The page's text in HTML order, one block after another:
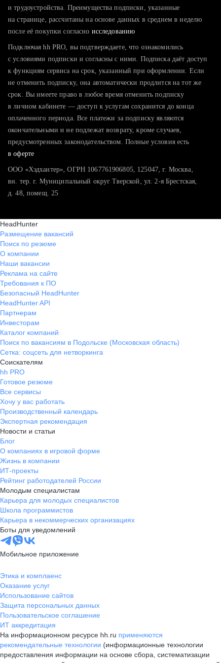
тратите много времени на поиск и вручную поднимаете
хотите сравнить себя с конкурентами и оценить шансы
и трудоустройства. Преимущества подписки, указанные
на странице, рассчитаны на основе данных в среднем в неделю
после её покупки согласно исследованию
Подключая hh PRO, вы подтверждаете, что ознакомились
с условиями подписки и согласны с ними. Подписка даёт доступ
к функциям сервиса на срок, указанный при оформлении. Если
не отменить подписку, она автоматически продлится на тот же
срок. Вы имеете право в любое время отменить подписку
в личном кабинете — доступ к услугам сохранится до конца
оплаченного периода. Все платежи за подписку являются
окончательными и не подлежат возврату, кроме случаев,
предусмотренных законодательством. Полные условия есть
в оферте
ООО «Хэдхантер», ОГРН 1067761906805, 125047, г. Москва,
вн. тер. г. Муниципальный округ Тверской, ул. 2-я Брестская,
д. 48, помещ. 25
HeadHunter
Размещение вакансий
Поиск по резюме
О компании
Наши вакансии
Реклама на сайте
Требования к ПО
Безопасный HeadHunter
HeadHunter API
Партнерам
Инвесторам
Каталог компаний
Поиск по вакансиям в Подольске (Московская область)
Сетка: соцсеть для нетворкинга
Соискателям
hh PRO
Готовое резюме
Все сервисы
Хочу у вас работать
Производственный календарь
Экспертная рекомендация
Новости и статьи
Блог
О компаниях в игровой форме
Жизнь в компании
ИТ-проекты
Рейтинг работодателей России
Молодым специалистам
Карьера для молодых специалистов
Школа программистов
Карьера в некоммерческих организациях
Боты для уведомлений
Мобильное приложение
Этика и комплаенс
Оказание услуг
Использование сайтов
Защита персональных данных
Пользовательское соглашение
ИТ аккредитация
На информационном ресурсе hh.ru применяются
рекомендательные технологии (информационные технологии
предоставления информации на основе сбора, систематизации